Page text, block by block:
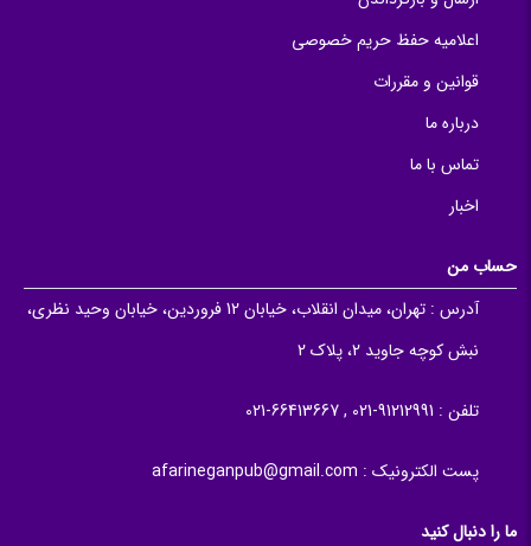
اعلامیه حفظ حریم خصوصی
قوانین و مقررات
درباره ما
تماس با ما
اخبار
حساب من
آدرس :
تهران، میدان انقلاب، خیابان 12 فروردین، خیابان وحید نظری،
نبش کوچه جاوید 2، پلاک 2
تلفن : 91212991-021 , 66413667-021
پست الکترونیک : afarineganpub@gmail.com
ما را دنبال کنید